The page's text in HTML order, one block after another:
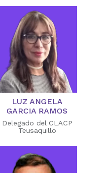
LUZ ANGELA
GARCIA RAMOS
Delegado del CLACP
Teusaquillo